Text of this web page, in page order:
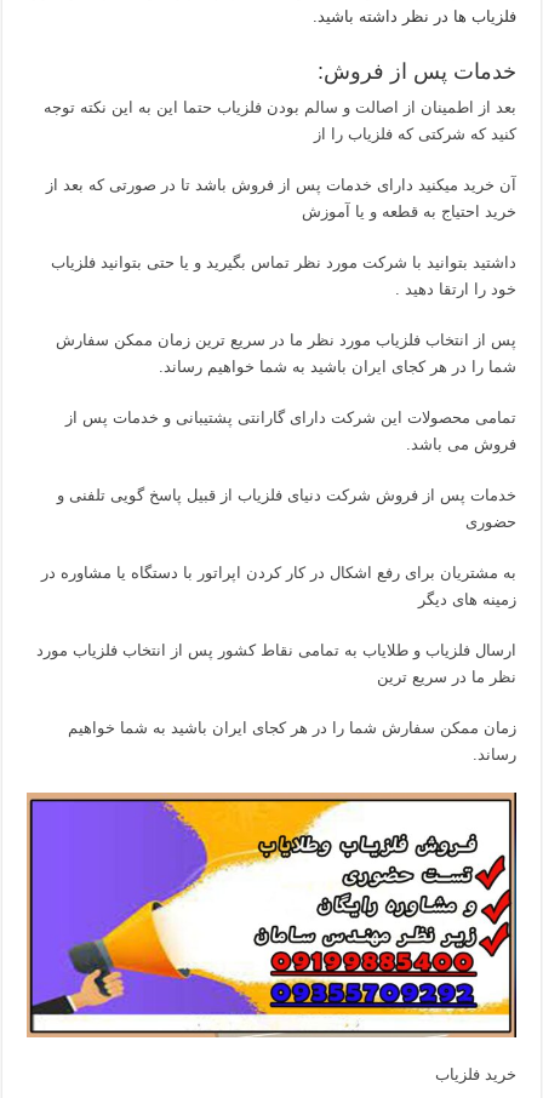
فلزیاب ها در نظر داشته باشید.
خدمات پس از فروش:
بعد از اطمینان از اصالت و سالم بودن فلزیاب حتما این به این نکته توجه
کنید که شرکتی که فلزیاب را از
آن خرید میکنید دارای خدمات پس از فروش باشد تا در صورتی که بعد از
خرید احتیاج به قطعه و یا آموزش
داشتید بتوانید با شرکت مورد نظر تماس بگیرید و یا حتی بتوانید فلزیاب
خود را ارتقا دهید .
پس از انتخاب فلزیاب مورد نظر ما در سریع ترین زمان ممکن سفارش
شما را در هر کجای ایران باشید به شما خواهیم رساند.
تمامی محصولات این شرکت دارای گارانتی پشتیبانی و خدمات پس از
فروش می باشد.
خدمات پس از فروش شرکت دنیای فلزیاب از قبیل پاسخ گویی تلفنی و
حضوری
به مشتریان برای رفع اشکال در کار کردن اپراتور با دستگاه یا مشاوره در
زمینه های دیگر
ارسال فلزیاب و طلایاب به تمامی نقاط کشور پس از انتخاب فلزیاب مورد
نظر ما در سریع ترین
زمان ممکن سفارش شما را در هر کجای ایران باشید به شما خواهیم
رساند.
خرید فلزیاب